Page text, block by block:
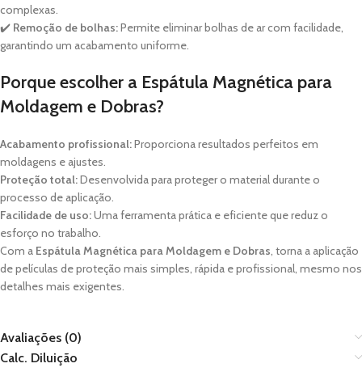
complexas.
✔️ Remoção de bolhas:Permite eliminar bolhas de ar com facilidade,
garantindo um acabamento uniforme.
Porque escolher a Espátula Magnética para
Moldagem e Dobras?
Acabamento profissional:Proporciona resultados perfeitos em
moldagens e ajustes.
Proteção total:Desenvolvida para proteger o material durante o
processo de aplicação.
Facilidade de uso:Uma ferramenta prática e eficiente que reduz o
esforço no trabalho.
Com a Espátula Magnética para Moldagem e Dobras, torna a aplicação
de películas de proteção mais simples, rápida e profissional, mesmo nos
detalhes mais exigentes.
Avaliações (0)
Calc. Diluição